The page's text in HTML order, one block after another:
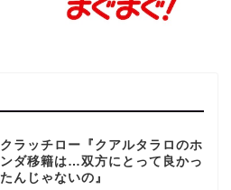
クラッチロー『クアルタラロのホ
ンダ移籍は…双方にとって良かっ
たんじゃないの』